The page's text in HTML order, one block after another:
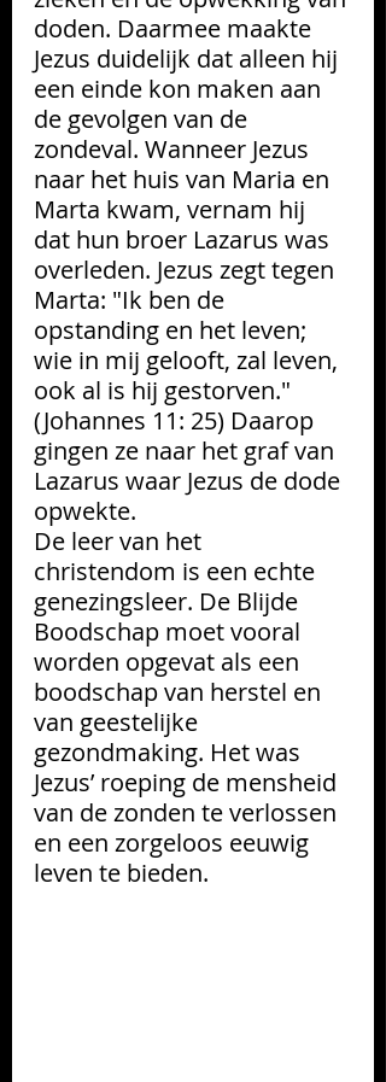
doden. Daarmee maakte
Jezus duidelijk dat alleen hij
een einde kon maken aan
de gevolgen van de
zondeval. Wanneer Jezus
naar het huis van Maria en
Marta kwam, vernam hij
dat hun broer Lazarus was
overleden. Jezus zegt tegen
Marta: "Ik ben de
opstanding en het leven;
wie in mij gelooft, zal leven,
ook al is hij gestorven."
(Johannes 11: 25) Daarop
gingen ze naar het graf van
Lazarus waar Jezus de dode
opwekte.
De leer van het
christendom is een echte
genezingsleer. De Blijde
Boodschap moet vooral
worden opgevat als een
boodschap van herstel en
van geestelijke
gezondmaking. Het was
Jezus’ roeping de mensheid
van de zonden te verlossen
en een zorgeloos eeuwig
leven te bieden.